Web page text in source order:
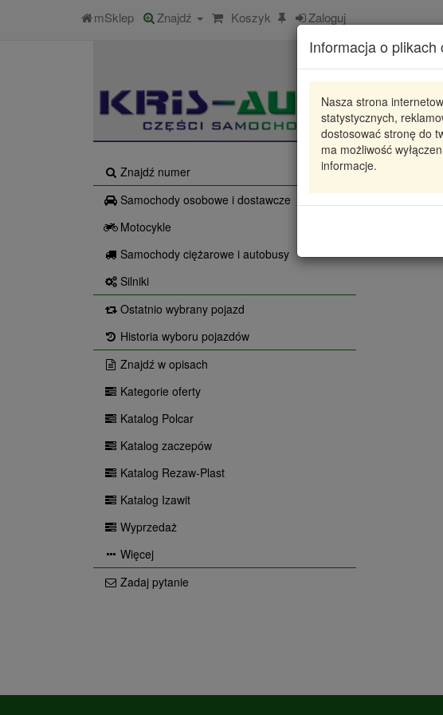
mSklep Znajdź Koszyk Zaloguj
Informacja o plikach
Nasza strona
statystycznych,
dostosować stronę do
ma możliwość
informacje.
Znajdź numer
Samochody osobowe i dostawcze
Motocykle
Samochody ciężarowe i autobusy
Silniki
Ostatnio wybrany pojazd
Historia wyboru pojazdów
Znajdź w opisach
Kategorie oferty
Katalog Polcar
Katalog zaczepów
Katalog Rezaw-Plast
Katalog Izawit
Wyprzedaż
Więcej
Zadaj pytanie